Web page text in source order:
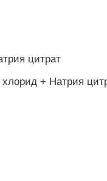
цитрат
+ Натрия